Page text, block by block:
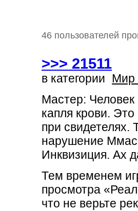
46 пользователей
>>> 21511
в категории Мир
Мастер: Человек
капля крови.
при свидетелях.
нарушение
Инквизиция. Ах
Тем временем
просмотра
что не верьте